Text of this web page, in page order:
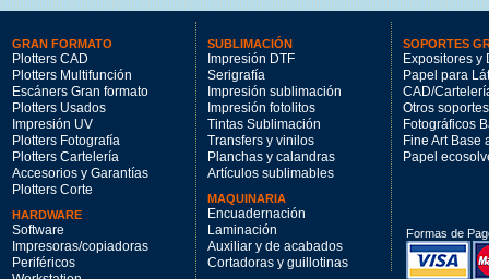
GRAN FORMATO
Plotters CAD
Plotters Multifunción
Escáners Gran formato
Plotters Usados
Impresión UV
Plotters Fotografía
Plotters Cartelería
Accesorios y Garantías
Plotters Corte
HARDWARE
Software
Impresoras/copiadoras
Periféricos
SUBLIMACIÓN
Impresión DTF
Serigrafía
Impresión sublimación
Impresión fotolitos
Tintas Sublimación
Transfers y vinilos
Planchas y calandras
Artículos sublimables
MAQUINARIA
Encuadernación
Laminación
Auxiliar y de acabados
Cortadoras y guillotinas
SOPORTES
Expositores y
Papel para
CAD/
Otros soportes
Fotográficos
Fine Art Base
Papel
Formas de